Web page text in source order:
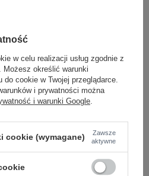
Zadaj pytanie
5% elastan
30°C
5% elastan
w celu realizacji usług zgodnie z
. Możesz określić warunki
cookie w Twojej przeglądarce.
i prywatności można
i warunki Google
cookie (wymagane)
Zawsze
aktywne